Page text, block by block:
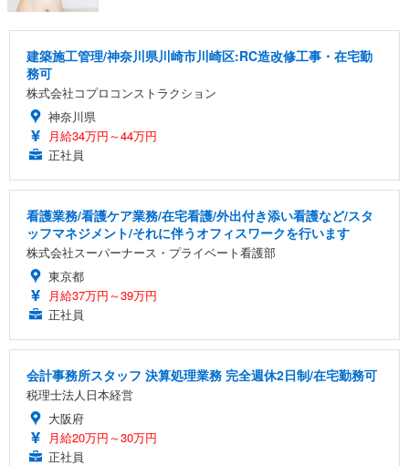
建築施工管理/神奈川県川崎市川崎区:RC造改修工事・在宅勤
務可
株式会社コプロコンストラクション
神奈川県
月給34万円～44万円
正社員
看護業務/看護ケア業務/在宅看護/外出付き添い看護など/スタ
ッフマネジメント/それに伴うオフィスワークを行います
株式会社スーパーナース・プライベート看護部
東京都
月給37万円～39万円
正社員
会計事務所スタッフ 決算処理業務 完全週休2日制/在宅勤務可
税理士法人日本経営
大阪府
月給20万円～30万円
正社員